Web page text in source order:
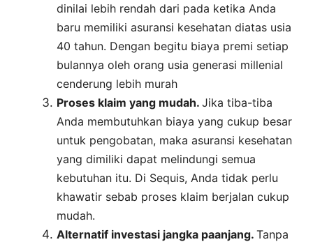
dinilai lebih rendah dari pada ketika Anda
baru memiliki asuransi kesehatan diatas usia
40 tahun. Dengan begitu biaya premi setiap
bulannya oleh orang usia generasi millenial
cenderung lebih murah
Proses klaim yang mudah. Jika tiba-tiba
Anda membutuhkan biaya yang cukup besar
untuk pengobatan, maka asuransi kesehatan
yang dimiliki dapat melindungi semua
kebutuhan itu. Di Sequis, Anda tidak perlu
khawatir sebab proses klaim berjalan cukup
mudah.
Alternatif investasi jangka paanjang. Tanpa